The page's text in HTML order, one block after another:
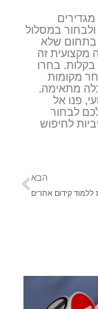
מקצוע ולבחור במסלול
בתחום שלא
מקצועית זה
בקלות. בחרו
מקומות
מתאימה.
פנו אל
לבחור
לחיפוש
הבא
ללמוד קידום אתרים